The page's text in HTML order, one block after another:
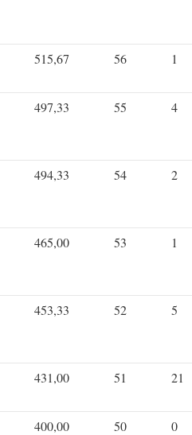
515,67 56 1
497,33 55 4
494,33 54 2
465,00 53 1
453,33 52 5
431,00 51 21
400,00 50 0